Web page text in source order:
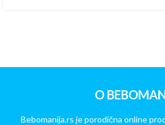
O
Bebomanija.rs je porodična online